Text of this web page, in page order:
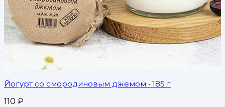
Йогурт со смородиновым джемом • 185 г
110 ₽